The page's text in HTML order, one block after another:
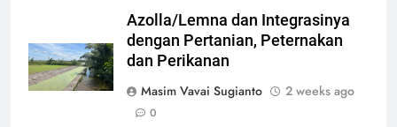
Azolla/Lemna dan Integrasinya
dengan Pertanian, Peternakan
dan Perikanan
Masim Vavai Sugianto
2 weeks ago
0